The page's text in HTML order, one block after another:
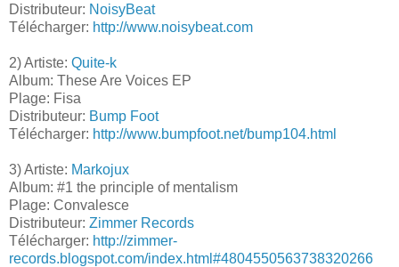
Distributeur: NoisyBeat
Télécharger: http://www.noisybeat.com
2) Artiste: Quite-k
Album: These Are Voices EP
Plage: Fisa
Distributeur: Bump Foot
Télécharger: http://www.bumpfoot.net/bump104.html
3) Artiste: Markojux
Album: #1 the principle of mentalism
Plage: Convalesce
Distributeur: Zimmer Records
Télécharger: http://zimmer-
records.blogspot.com/index.html#4804550563738320266